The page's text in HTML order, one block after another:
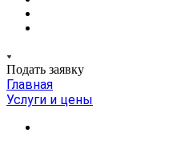
Подать заявку
Главная
Услуги и цены